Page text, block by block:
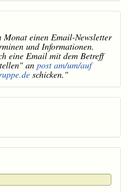
Monat einen Email-Newsletter
und Informationen.
eine Email mit dem Betreff
an post am/um/auf
schicken."